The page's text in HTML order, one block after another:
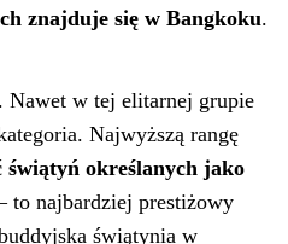
znajduje się w Bangkoku.
w tej elitarnej grupie
Najwyższą rangę
świątyń określanych jako
najbardziej prestiżowy
świątynia w